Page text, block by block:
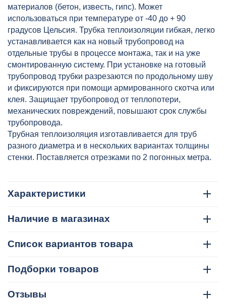
материалов (бетон, известь, гипс). Может
использоваться при температуре от -40 до + 90
градусов Цельсия. Трубка теплоизоляции гибкая, легко
устанавливается как на новый трубопровод на
отдельные трубы в процессе монтажа, так и на уже
смонтированную систему. При установке на готовый
трубопровод трубки разрезаются по продольному шву
и фиксируются при помощи армированного скотча или
клея. Защищает трубопровод от теплопотери,
механических повреждений, повышают срок службы
трубопровода.
Трубная теплоизоляция изготавливается для труб
разного диаметра и в нескольких вариантах толщины
стенки. Поставляется отрезками по 2 погонных метра.
Характеристики
Наличие в магазинах
Список вариантов товара
Подборки товаров
Отзывы